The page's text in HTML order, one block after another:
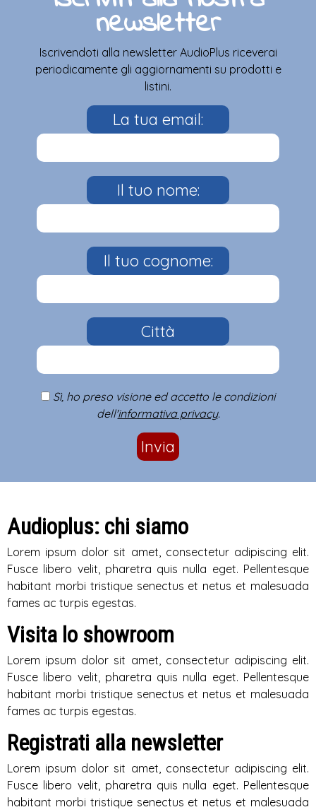
newsletter
Iscrivendoti alla newsletter AudioPlus riceverai
periodicamente gli aggiornamenti su prodotti e
listini.
La tua email:
Il tuo nome:
Il tuo cognome:
Città
Sì, ho preso visione ed accetto le condizioni
dell'informativa privacy.
Invia
Audioplus: chi siamo
Lorem ipsum dolor sit amet, consectetur adipiscing elit.
Fusce libero velit, pharetra quis nulla eget. Pellentesque
habitant morbi tristique senectus et netus et malesuada
fames ac turpis egestas.
Visita lo showroom
Lorem ipsum dolor sit amet, consectetur adipiscing elit.
Fusce libero velit, pharetra quis nulla eget. Pellentesque
habitant morbi tristique senectus et netus et malesuada
fames ac turpis egestas.
Registrati alla newsletter
Lorem ipsum dolor sit amet, consectetur adipiscing elit.
Fusce libero velit, pharetra quis nulla eget. Pellentesque
habitant morbi tristique senectus et netus et malesuada